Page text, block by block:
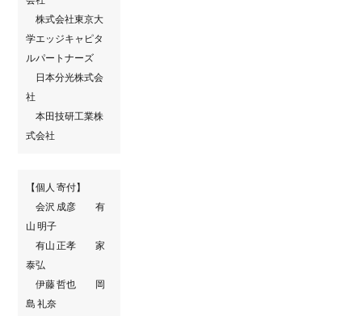
株式会社東京大
学エッジキャピタ
ルパートナーズ
日本分光株式会
社
本田技研工業株
式会社
【個人 寄付】
会沢 成彦 有
山 明子
有山 正孝 家
泰弘
伊藤 哲也 岡
島 礼奈